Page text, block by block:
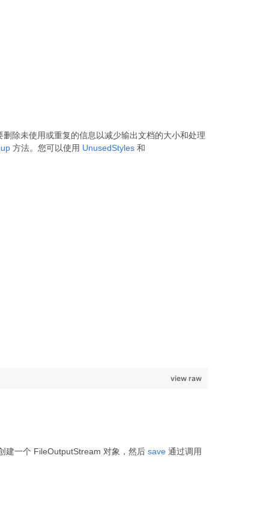
除未使用或重复的信息以减少输出文档的大小和处理
方法。您可以使用 UnusedStyles 和
view raw
建一个 FileOutputStream 对象，然后 save 通过调用